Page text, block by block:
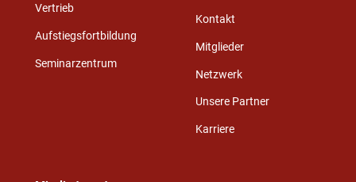
Vertrieb
Aufstiegsfortbildung
Seminarzentrum
Kontakt
Mitglieder
Netzwerk
Unsere Partner
Karriere